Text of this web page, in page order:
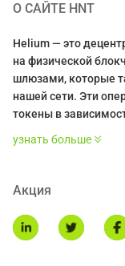
О САЙТЕ HNT
Helium — это
на физической
шлюзами, которые
нашей сети. Эти
токены в
получаемых от
Helium — это новая
когда устройства в
хотспоты.
узнать больше
Акция